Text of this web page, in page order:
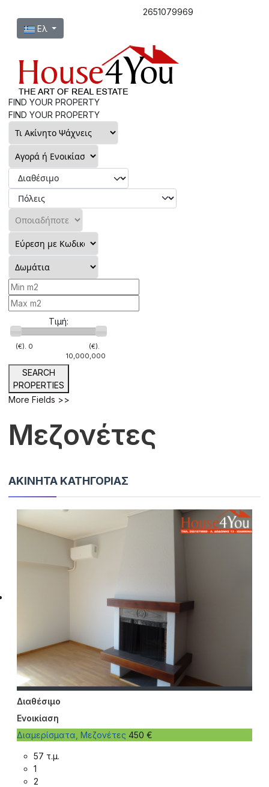
2651079969
Επιλέξτε τη γλώσσα σας
Ελ
FIND YOUR PROPERTY
FIND YOUR PROPERTY
Τιμή:
(€). 0
(€).
10,000,000
SEARCH
PROPERTIES
More Fields >>
Μεζονέτες
ΑΚΊΝΗΤΑ ΚΑΤΗΓΟΡΊΑΣ
Διαθέσιμο
Ενοικίαση
Διαμερίσματα, Μεζονέτες 450 €
57 τ.μ.
1
2